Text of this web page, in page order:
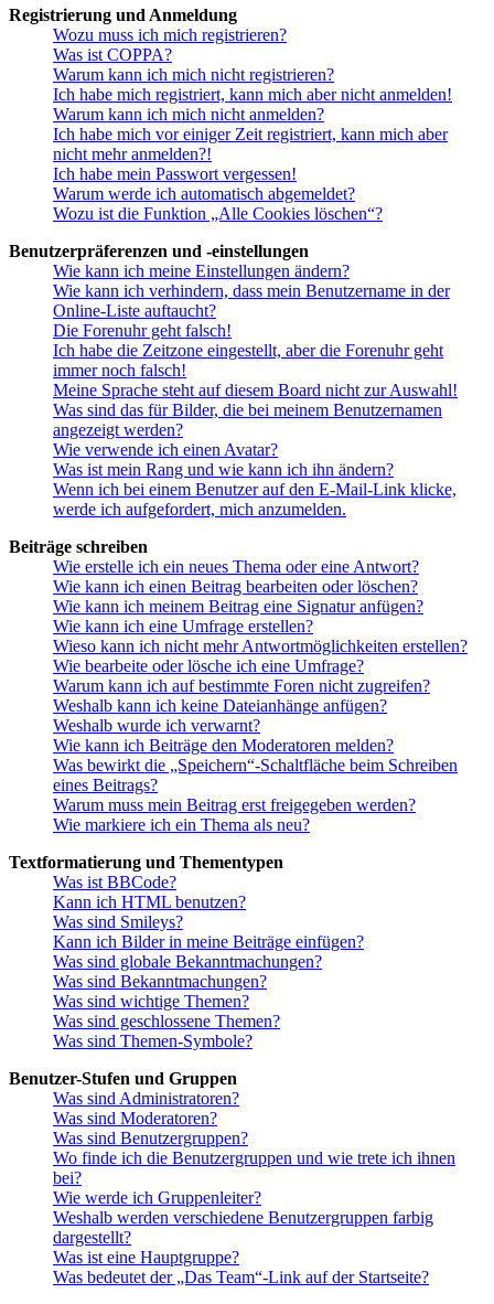
Registrierung und Anmeldung
Wozu muss ich mich registrieren?
Was ist COPPA?
Warum kann ich mich nicht registrieren?
Ich habe mich registriert, kann mich aber nicht anmelden!
Warum kann ich mich nicht anmelden?
Ich habe mich vor einiger Zeit registriert, kann mich aber
nicht mehr anmelden?!
Ich habe mein Passwort vergessen!
Warum werde ich automatisch abgemeldet?
Wozu ist die Funktion „Alle Cookies löschen“?
Benutzerpräferenzen und -einstellungen
Wie kann ich meine Einstellungen ändern?
Wie kann ich verhindern, dass mein Benutzername in der
Online-Liste auftaucht?
Die Forenuhr geht falsch!
Ich habe die Zeitzone eingestellt, aber die Forenuhr geht
immer noch falsch!
Meine Sprache steht auf diesem Board nicht zur Auswahl!
Was sind das für Bilder, die bei meinem Benutzernamen
angezeigt werden?
Wie verwende ich einen Avatar?
Was ist mein Rang und wie kann ich ihn ändern?
Wenn ich bei einem Benutzer auf den E-Mail-Link klicke,
werde ich aufgefordert, mich anzumelden.
Beiträge schreiben
Wie erstelle ich ein neues Thema oder eine Antwort?
Wie kann ich einen Beitrag bearbeiten oder löschen?
Wie kann ich meinem Beitrag eine Signatur anfügen?
Wie kann ich eine Umfrage erstellen?
Wieso kann ich nicht mehr Antwortmöglichkeiten erstellen?
Wie bearbeite oder lösche ich eine Umfrage?
Warum kann ich auf bestimmte Foren nicht zugreifen?
Weshalb kann ich keine Dateianhänge anfügen?
Weshalb wurde ich verwarnt?
Wie kann ich Beiträge den Moderatoren melden?
Was bewirkt die „Speichern“-Schaltfläche beim Schreiben
eines Beitrags?
Warum muss mein Beitrag erst freigegeben werden?
Wie markiere ich ein Thema als neu?
Textformatierung und Thementypen
Was ist BBCode?
Kann ich HTML benutzen?
Was sind Smileys?
Kann ich Bilder in meine Beiträge einfügen?
Was sind globale Bekanntmachungen?
Was sind Bekanntmachungen?
Was sind wichtige Themen?
Was sind geschlossene Themen?
Was sind Themen-Symbole?
Benutzer-Stufen und Gruppen
Was sind Administratoren?
Was sind Moderatoren?
Was sind Benutzergruppen?
Wo finde ich die Benutzergruppen und wie trete ich ihnen
bei?
Wie werde ich Gruppenleiter?
Weshalb werden verschiedene Benutzergruppen farbig
dargestellt?
Was ist eine Hauptgruppe?
Was bedeutet der „Das Team“-Link auf der Startseite?